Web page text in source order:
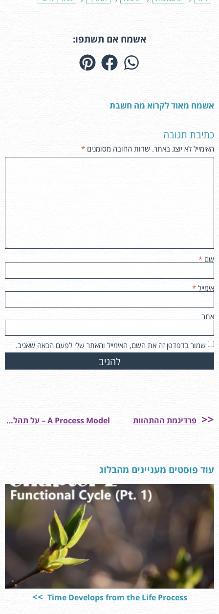
אשמח אם תשתפו:
אשמח מאוד לקרוא מה חשבת
כתיבת תגובה
האימייל לא יוצג באתר. שדות החובה מסומנים *
שם *
אימייל *
אתר
שמור בדפדפן זה את השם, האימייל והאתר שלי לפעם הבאה שאגיב.
פרדיגמת ההתהוות A Process Model – על תהליך החיים
עוד פוסטים מעניינים מהבלוג
Time Develops from the Life Process